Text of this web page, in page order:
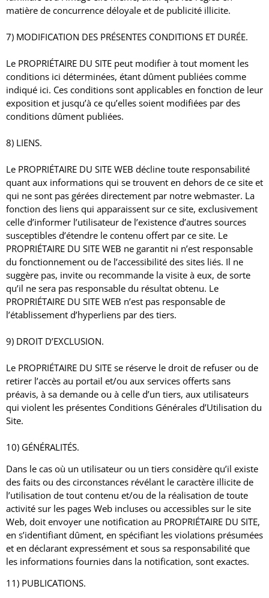
matière de concurrence déloyale et de publicité illicite.
7) MODIFICATION DES PRÉSENTES CONDITIONS ET DURÉE.
Le PROPRIÉTAIRE DU SITE peut modifier à tout moment les
conditions ici déterminées, étant dûment publiées comme
indiqué ici. Ces conditions sont applicables en fonction de leur
exposition et jusqu’à ce qu’elles soient modifiées par des
conditions dûment publiées.
8) LIENS.
Le PROPRIÉTAIRE DU SITE WEB décline toute responsabilité
quant aux informations qui se trouvent en dehors de ce site et
qui ne sont pas gérées directement par notre webmaster. La
fonction des liens qui apparaissent sur ce site, exclusivement
celle d’informer l’utilisateur de l’existence d’autres sources
susceptibles d’étendre le contenu offert par ce site. Le
PROPRIÉTAIRE DU SITE WEB ne garantit ni n’est responsable
du fonctionnement ou de l’accessibilité des sites liés. Il ne
suggère pas, invite ou recommande la visite à eux, de sorte
qu’il ne sera pas responsable du résultat obtenu. Le
PROPRIÉTAIRE DU SITE WEB n’est pas responsable de
l’établissement d’hyperliens par des tiers.
9) DROIT D’EXCLUSION.
Le PROPRIÉTAIRE DU SITE se réserve le droit de refuser ou de
retirer l’accès au portail et/ou aux services offerts sans
préavis, à sa demande ou à celle d’un tiers, aux utilisateurs
qui violent les présentes Conditions Générales d’Utilisation du
Site.
10) GÉNÉRALITÉS.
Dans le cas où un utilisateur ou un tiers considère qu’il existe
des faits ou des circonstances révélant le caractère illicite de
l’utilisation de tout contenu et/ou de la réalisation de toute
activité sur les pages Web incluses ou accessibles sur le site
Web, doit envoyer une notification au PROPRIÉTAIRE DU SITE,
en s’identifiant dûment, en spécifiant les violations présumées
et en déclarant expressément et sous sa responsabilité que
les informations fournies dans la notification, sont exactes.
11) PUBLICATIONS.